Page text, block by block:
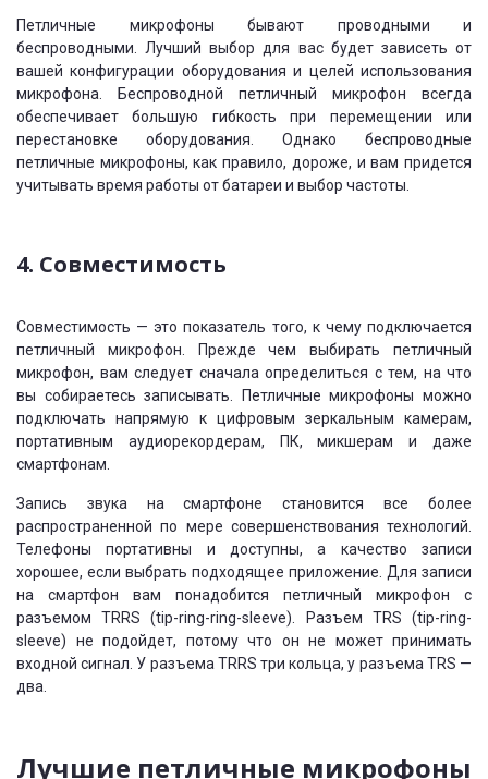
Петличные микрофоны бывают проводными и
беспроводными. Лучший выбор для вас будет зависеть от
вашей конфигурации оборудования и целей использования
микрофона. Беспроводной петличный микрофон всегда
обеспечивает большую гибкость при перемещении или
перестановке оборудования. Однако беспроводные
петличные микрофоны, как правило, дороже, и вам придется
учитывать время работы от батареи и выбор частоты.
4. Совместимость
Совместимость — это показатель того, к чему подключается
петличный микрофон. Прежде чем выбирать петличный
микрофон, вам следует сначала определиться с тем, на что
вы собираетесь записывать. Петличные микрофоны можно
подключать напрямую к цифровым зеркальным камерам,
портативным аудиорекордерам, ПК, микшерам и даже
смартфонам.
Запись звука на смартфоне становится все более
распространенной по мере совершенствования технологий.
Телефоны портативны и доступны, а качество записи
хорошее, если выбрать подходящее приложение. Для записи
на смартфон вам понадобится петличный микрофон с
разъемом TRRS (tip-ring-ring-sleeve). Разъем TRS (tip-ring-
sleeve) не подойдет, потому что он не может принимать
входной сигнал. У разъема TRRS три кольца, у разъема TRS —
два.
Лучшие петличные микрофоны